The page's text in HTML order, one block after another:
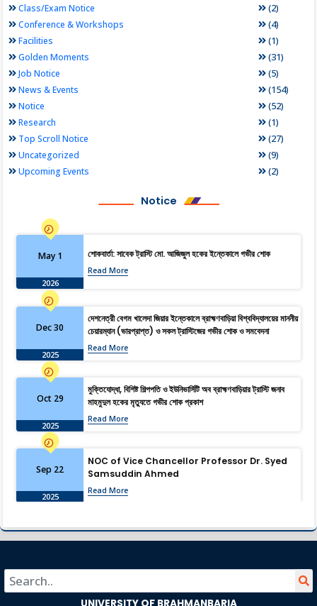
Class/Exam Notice (2)
Conference & Workshops (4)
Facilities (1)
Golden Moments (31)
Job Notice (5)
News & Events (154)
Notice (52)
Research (1)
Top Scroll Notice (27)
Uncategorized (9)
Upcoming Events (2)
Notice
May 1
2026
শোকবার্তা: সাবেক ট্রাস্টি মো. আজিজুল হকের ইন্তেকালে গভীর শোক
Read More
Dec 30
2025
দেশনেত্রী বেগম খালেদা জিয়ার ইন্তেকালে ব্রাহ্মণবাড়িয়া বিশ্ববিদ্যালয়ের মাননীয়
চেয়ারম্যান (ভারপ্রাপ্ত) ও সকল ট্রাস্টিজের গভীর শোক ও সমবেদনা
Read More
Oct 29
2025
মুক্তিযোদ্ধা, বিশিষ্ট শিল্পপতি ও ইউনিভার্সিটি অব ব্রাহ্মণবাড়িয়ার ট্রাস্টি জনাব
মাহমুদুল হকের মৃত্যুতে গভীর শোক প্রকাশ
Read More
Sep 22
2025
NOC of Vice Chancellor Professor Dr. Syed
Samsuddin Ahmed
Read More
Aug 13
2025
University of Brahmanbaria: Shaping the
Future Through Research
University of Brahmanbaria Observes “July
UNIVERSITY OF BRAHMANBARIA